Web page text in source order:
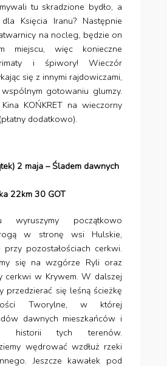
tu skradzione bydło, a
Księcia Iranu? Następnie
na nocleg, będzie on
miejscu, więc konieczne
i śpiwory! Wieczór
się z innymi rajdowiczami,
gotowaniu glumzy.
KOŃKRET na wieczorny
dodatkowo).
2 maja – Śladem dawnych
22km 30 GOT
wyruszymy początkowo
w stronę wsi Hulskie,
przy pozostałościach cerkwi.
się na wzgórze Ryli oraz
cerkwi w Krywem. W dalszej
przedzierać się leśną ścieżkę
Tworylne, w której
dawnych mieszkańców i
historii tych terenów.
wędrować wzdłuż rzeki
Jeszcze kawałek pod